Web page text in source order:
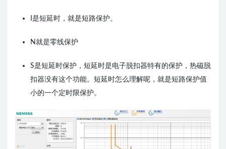
I是短延时，就是短路保护。
N就是零线保护
S是短延时保护，短延时是电子脱扣器特有的保护，热磁脱
扣器没有这个功能。 短延时怎么理解呢，就是短路保护值
小的一个定时限保护。